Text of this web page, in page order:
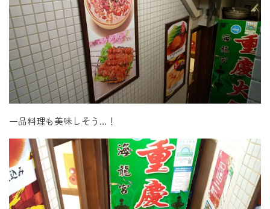
一品料理も美味しそう…！